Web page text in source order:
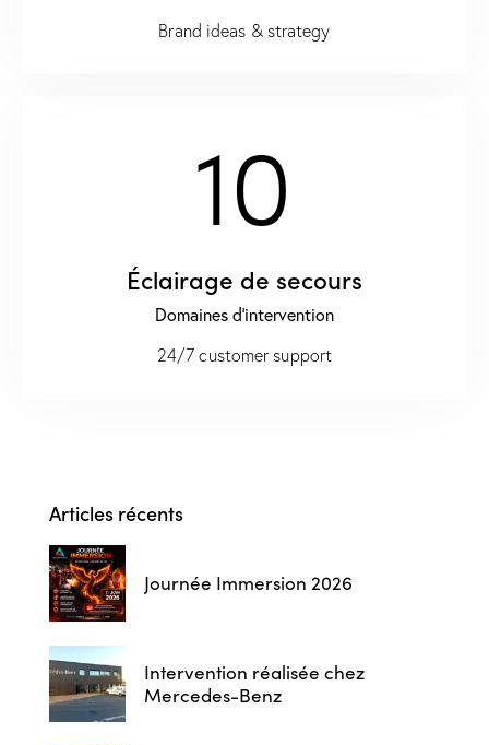
Brand ideas & strategy
10
Éclairage de secours
Domaines d'intervention
24/7 customer support
Articles récents
Journée Immersion 2026
Intervention réalisée chez
Mercedes-Benz